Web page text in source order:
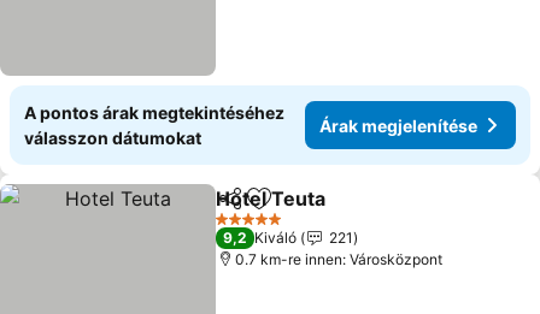
A pontos árak megtekintéséhez
válasszon dátumokat
Árak megjelenítése
Megosztás
Hozzáadás a kedvencekhez
Hotel Teuta
5 Kategória
9,2 Kiváló
221
0.7 km-re innen: Városközpont